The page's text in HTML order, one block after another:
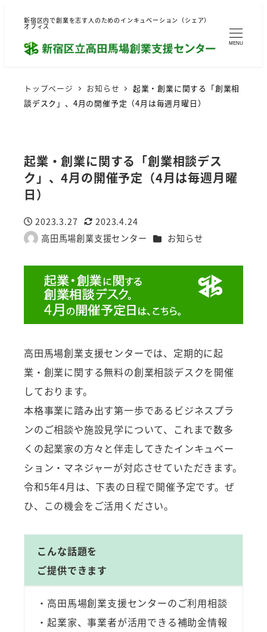
新宿区内で創業を志す人のためのインキュベーション（シェア）
オフィス
MENU
トップページ お知らせ
起業・創業に関する「創業相
談デスク」、4月の開催予定（4月は毎週月曜日）
起業・創業に関する「創業相談デス
ク」、4月の開催予定（4月は毎週月曜
日）
投稿日
2023.3.27
更新日
2023.4.24
著
高田馬場創業支援センター カテゴリー
お知らせ
高田馬場創業支援センターでは、定期的に起
業・創業に関する無料の創業相談デスクを開催
しております。
本格事業に踏み出す第一歩であるビジネスプラ
ンのご相談や施設見学について、これまで数多
くの起業家の方々と伴走してきたインキュベー
ション・マネジャーが対応させていただきます。
令和5年4月は、下表の日程で開催予定です。ぜ
ひ、この機会をご活用ください。
こんな話題を
ご提供できます
・高田馬場創業支援センターのご利用相談
・起業家、事業者が活用できる補助金情報